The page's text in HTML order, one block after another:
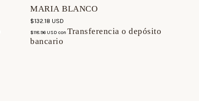
MARIA BLANCO
$132.18 USD
$118.96 USD con Transferencia o depósito
bancario